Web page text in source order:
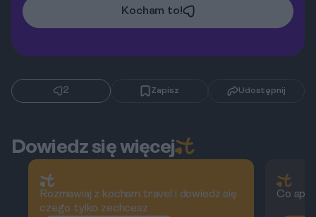
Kocham to!
2 Zapisz Udostępnij
Dowiedz się więcej
Rozmawiaj z kocham.travel i dowiedz się
czego tylko zechcesz
Co